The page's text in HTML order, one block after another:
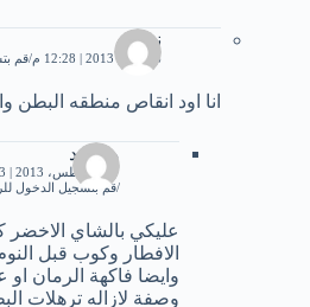
نونا
16 مايو، 2013 | 12:28 م قم
انا اود انقاص منطقه البطن
محمود
27 أغسطس، 2013 | 12:53 م
قم بتسجيل الدخول
عليكي بالشاي الاخضر
الافطار وكوب قبل
وايضا فاكهة الرمان
وصفة لازاله ترهلات